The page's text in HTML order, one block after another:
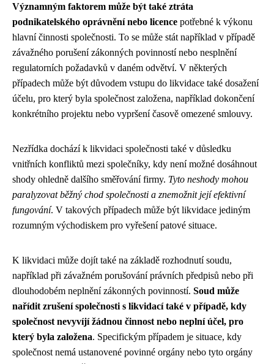
Významným faktorem může být také ztráta
podnikatelského oprávnění nebo licence potřebné k výkonu
hlavní činnosti společnosti. To se může stát například v případě
závažného porušení zákonných povinností nebo nesplnění
regulatorních požadavků v daném odvětví. V některých
případech může být důvodem vstupu do likvidace také dosažení
účelu, pro který byla společnost založena, například dokončení
konkrétního projektu nebo vypršení časově omezené smlouvy.
Nezřídka dochází k likvidaci společnosti také v důsledku
vnitřních konfliktů mezi společníky, kdy není možné dosáhnout
shody ohledně dalšího směřování firmy. Tyto neshody mohou
paralyzovat běžný chod společnosti a znemožnit její efektivní
fungování. V takových případech může být likvidace jediným
rozumným východiskem pro vyřešení patové situace.
K likvidaci může dojít také na základě rozhodnutí soudu,
například při závažném porušování právních předpisů nebo při
dlouhodobém neplnění zákonných povinností. Soud může
nařídit zrušení společnosti s likvidací také v případě, kdy
společnost nevyvíjí žádnou činnost nebo neplní účel, pro
který byla založena. Specifickým případem je situace, kdy
společnost nemá ustanovené povinné orgány nebo tyto orgány